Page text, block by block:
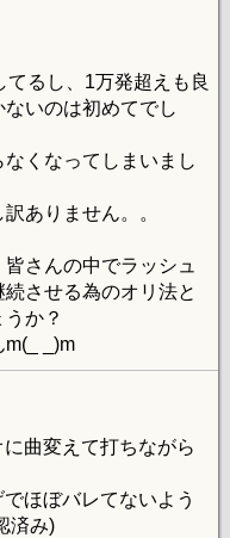
るし、1万発超えも良
いのは初めてでし
くなってしまいまし
ありません。。
さんの中でラッシュ
させる為のオリ法と
か？
m(_ _)m
曲変えて打ちながら
ほぼバレてないよう
済み)